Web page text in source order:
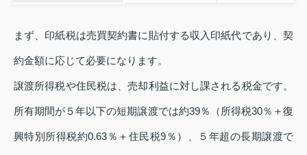
まず、印紙税は売買契約書に貼付する収入印紙代であり、契
約金額に応じて必要になります。
譲渡所得税や住民税は、売却利益に対し課される税金です。
所有期間が５年以下の短期譲渡では約39％（所得税30％＋復
興特別所得税約0.63％＋住民税9％）、５年超の長期譲渡で